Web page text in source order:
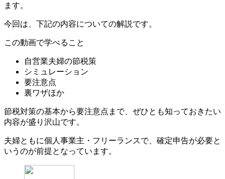
ます。
今回は、下記の内容についての解説です。
この動画で学べること
自営業夫婦の節税策
シミュレーション
要注意点
裏ワザほか
節税対策の基本から要注意点まで、ぜひとも知っておきたい
内容が盛り沢山です。
夫婦ともに個人事業主・フリーランスで、確定申告が必要と
いうのが前提となっています。